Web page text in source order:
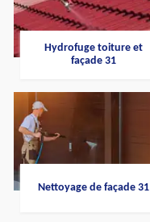
Hydrofuge toiture et
façade 31
Nettoyage de façade 31